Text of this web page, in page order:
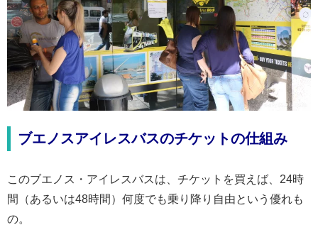
ブエノスアイレスバスのチケットの仕組み
このブエノス・アイレスバスは、チケットを買えば、24時
間（あるいは48時間）何度でも乗り降り自由という優れも
の。